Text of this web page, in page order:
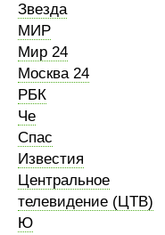
Звезда
МИР
Мир 24
Москва 24
РБК
Че
Спас
Известия
Центральное
телевидение (ЦТВ)
Ю